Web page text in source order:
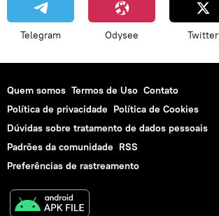
Telegram Odysee Twitter
Quem somos Termos de Uso Contato
Política de privacidade Política de Cookies
Dúvidas sobre tratamento de dados pessoais
Padrões da comunidade RSS
Preferências de rastreamento